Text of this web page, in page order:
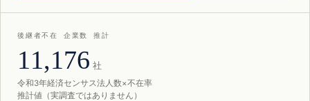
後継者不在 企業数 推計
11,176 社
令和3年経済センサス法人数×不在率
推計値（実調査ではありません）